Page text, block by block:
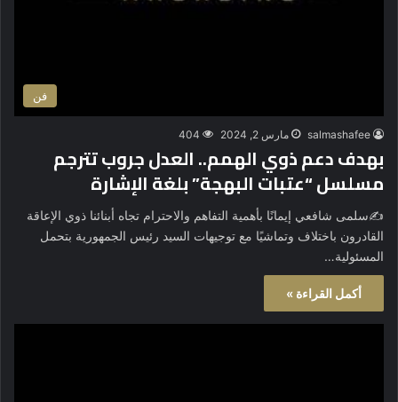
فن
salmashafee مارس 2, 2024 404
بهدف دعم ذوي الهمم.. العدل جروب تترجم
مسلسل “عتبات البهجة” بلغة الإشارة
✍️سلمى شافعي إيمانًا بأهمية التفاهم والاحترام تجاه أبنائنا ذوي الإعاقة
القادرون باختلاف وتماشيًا مع توجيهات السيد رئيس الجمهورية بتحمل
المسئولية…
أكمل القراءة »